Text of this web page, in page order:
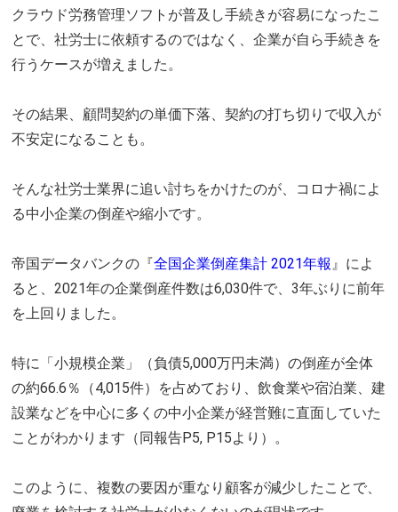
クラウド労務管理ソフトが普及し手続きが容易になったこ
とで、社労士に依頼するのではなく、企業が自ら手続きを
行うケースが増えました。
その結果、顧問契約の単価下落、契約の打ち切りで収入が
不安定になることも。
そんな社労士業界に追い討ちをかけたのが、コロナ禍によ
る中小企業の倒産や縮小です。
帝国データバンクの『全国企業倒産集計 2021年報 』によ
ると、2021年の企業倒産件数は6,030件で、3年ぶりに前年
を上回りました。
特に「小規模企業」（負債5,000万円未満）の倒産が全体
の約66.6％（4,015件）を占めており、飲食業や宿泊業、建
設業などを中心に多くの中小企業が経営難に直面していた
ことがわかります（同報告P5, P15より）。
このように、複数の要因が重なり顧客が減少したことで、